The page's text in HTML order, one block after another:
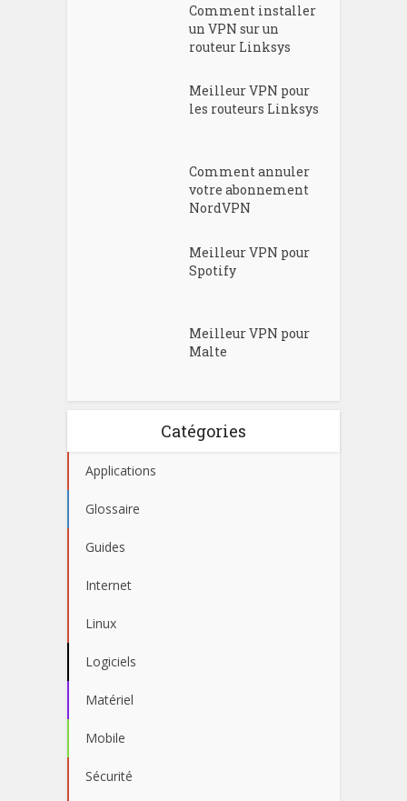
Comment installer
un VPN sur un
routeur Linksys
Meilleur VPN pour
les routeurs Linksys
Comment annuler
votre abonnement
NordVPN
Meilleur VPN pour
Spotify
Meilleur VPN pour
Malte
Catégories
Applications
Glossaire
Guides
Internet
Linux
Logiciels
Matériel
Mobile
Sécurité